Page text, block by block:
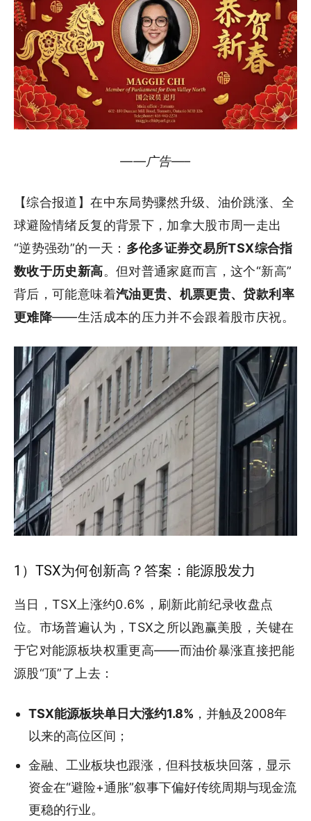
——广告—–
【综合报道】在中东局势骤然升级、油价跳涨、全
球避险情绪反复的背景下，加拿大股市周一走出
“逆势强劲”的一天： 多伦多证券交易所TSX综合指
数收于历史新高。但对普通家庭而言，这个“新高”
背后，可能意味着汽油更贵、机票更贵、贷款利率
更难降——生活成本的压力并不会跟着股市庆祝。
1）TSX为何创新高？答案：能源股发力
当日，TSX上涨约0.6%，刷新此前纪录收盘点
位。市场普遍认为，TSX之所以跑赢美股，关键在
于它对能源板块权重更高——而油价暴涨直接把能
源股“顶”了上去：
TSX能源板块单日大涨约1.8% ，并触及2008年
以来的高位区间；
金融、工业板块也跟涨，但科技板块回落，显示
资金在“避险+通胀”叙事下偏好传统周期与现金流
更稳的行业。